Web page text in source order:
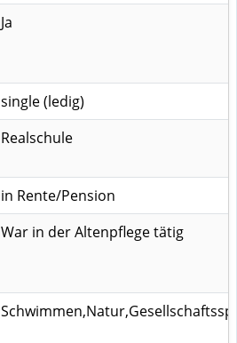
Ja
single (ledig)
Realschule
in Rente/Pension
War in der Altenpflege tätig